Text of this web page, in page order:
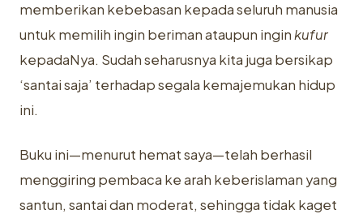
memberikan kebebasan kepada seluruh manusia
untuk memilih ingin beriman ataupun inginkufur
kepadaNya. Sudah seharusnya kita juga bersikap
‘santai saja’ terhadap segala kemajemukan hidup
ini.
Buku ini—menurut hemat saya—telah berhasil
menggiring pembaca ke arah keberislaman yang
santun, santai dan moderat, sehingga tidak kaget